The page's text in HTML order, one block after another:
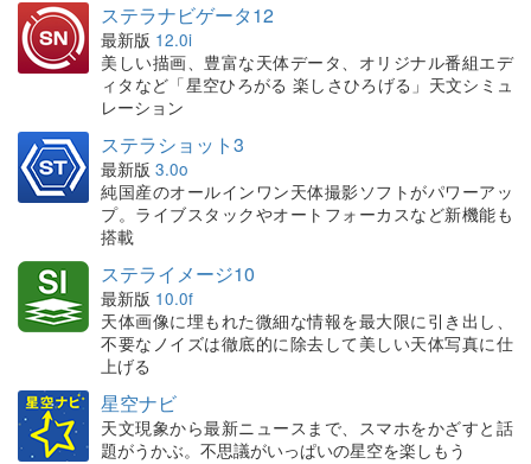
ステラナビゲータ12
最新版 12.0i
美しい描画、豊富な天体データ、オリジナル番組エデ
ィタなど「星空ひろがる 楽しさひろげる」天文シミュ
レーション
ステラショット3
最新版 3.0o
純国産のオールインワン天体撮影ソフトがパワーアッ
プ。ライブスタックやオートフォーカスなど新機能も
搭載
ステライメージ10
最新版 10.0f
天体画像に埋もれた微細な情報を最大限に引き出し、
不要なノイズは徹底的に除去して美しい天体写真に仕
上げる
星空ナビ
天文現象から最新ニュースまで、スマホをかざすと話
題がうかぶ。不思議がいっぱいの星空を楽しもう